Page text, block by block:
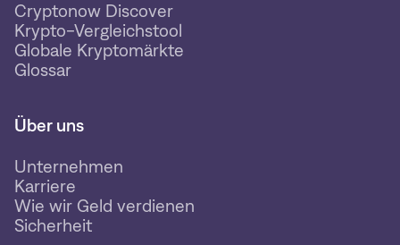
Cryptonow Discover
Krypto-Vergleichstool
Globale Kryptomärkte
Glossar
Über uns
Unternehmen
Karriere
Wie wir Geld verdienen
Sicherheit